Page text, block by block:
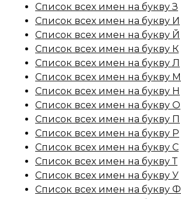
Список всех имен на букву З
Список всех имен на букву И
Список всех имен на букву Й
Список всех имен на букву К
Список всех имен на букву Л
Список всех имен на букву М
Список всех имен на букву Н
Список всех имен на букву О
Список всех имен на букву П
Список всех имен на букву Р
Список всех имен на букву С
Список всех имен на букву Т
Список всех имен на букву У
Список всех имен на букву Ф